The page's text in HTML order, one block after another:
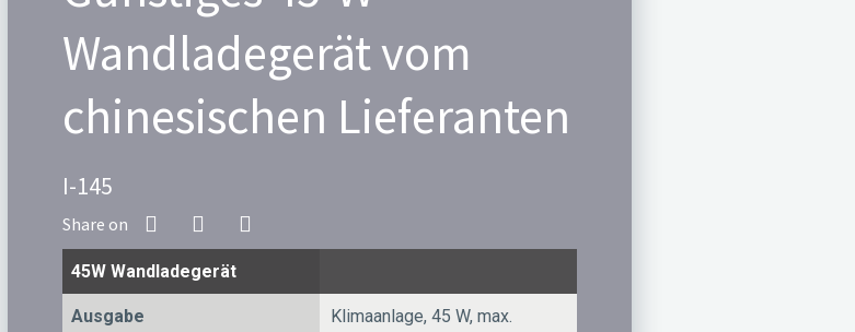
Wandladegerät vom
chinesischen Lieferanten
I-145
45W Wandladegerät
Ausgabe Klimaanlage, 45 W, max.